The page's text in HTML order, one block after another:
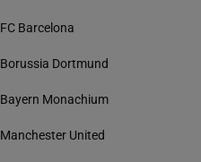
FC Barcelona
Borussia Dortmund
Bayern Monachium
Manchester United